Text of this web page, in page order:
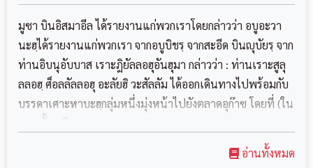
وَقَدْ حِيلَ بَيْنَ الشَّيَاطِينِ وَبَيْنَ خَبَرِ السَّمَاءِ،
وَأُرْسِلَتْ عَلَيْهِمُ الشُّهُبُ فَرَجَعَتِ الشَّيَاطِينُ،
فَقَالُوا : مَا لَكُمْ؟، فَقَالُوا : حِيلَ بَيْنَنَا وَبَيْنَ خَبَرِ
السَّمَاءِ وَأُرْسِلَتْ عَلَيْنَا الشُّهُبُ‏، قَالَ : مَا حَالَ
مَشَارِقَ الأَرْضِ وَمَغَارِبَهَا فَانْظُرُوا مَا هَذَا الأَمْرُ
มูซา บินอิสมาอีล ได้รายงานแก่พวกเราโดยกล่าวว่า อบูอะวา
นะฮฺได้รายงานแก่พวกเรา จากอบูบิชรฺ จากสะอีด บินญุบัยรฺ จาก
ท่านอิบนุอับบาส เราะฎิยัลลอฮุอันฮุมา กล่าวว่า : ท่านเราะสูลุ
ลลอฮฺ ศ็อลลัลลอฮุ อะลัยฮิ วะสัลลัม ได้ออกเดินทางไปพร้อมกับ
บรรดาเศาะหาบะฮฺกลุ่มหนึ่งมุ่งหน้าไปยังตลาดอุก๊าซ โดยที่ (ใน
อ่านทั้งหมด